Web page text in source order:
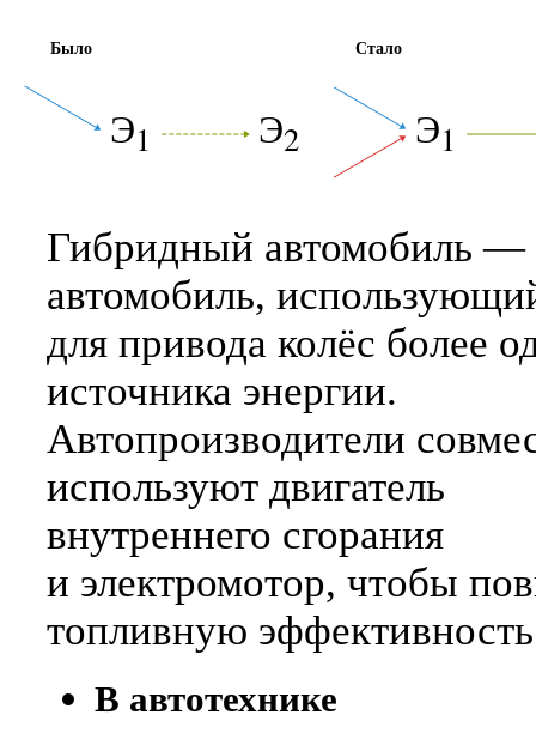
Было
Э1 Э2
Стало
Э1
Гибридный автомобиль —
автомобиль,
для привода колёс более
источника энергии.
Автопроизводители
используют двигатель
внутреннего сгорания
и электромотор, чтобы
топливную
В автотехнике